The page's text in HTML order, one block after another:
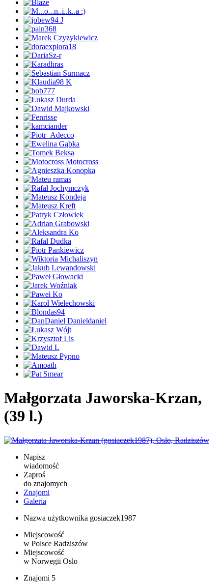
Małgorzata Jaworska-Krzan,
(39 l.)
Napisz
wiadomość
Zaproś
do znajomych
Znajomi
Galeria
Nazwa użytkownika gosiaczek1987
Miejscowość
w Polsce Radziszów
Miejscowość
w Norwegii Oslo
Znajomi 5